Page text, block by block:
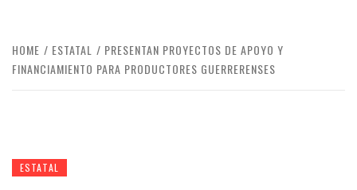
HOME ESTATAL
PRESENTAN PROYECTOS DE APOYO Y
FINANCIAMIENTO PARA PRODUCTORES GUERRERENSES
ESTATAL